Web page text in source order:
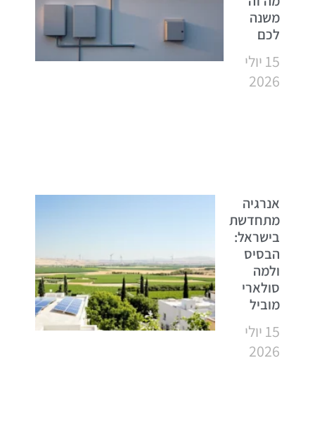
משנה
לכם
15 יולי
2026
אנרגיה
מתחדשת
בישראל:
הבסיס
ולמה
סולארי
מוביל
15 יולי
2026